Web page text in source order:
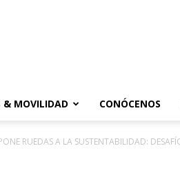
& MOVILIDAD CONÓCENOS
RUEDAS A LA SUSTENTABILIDAD: